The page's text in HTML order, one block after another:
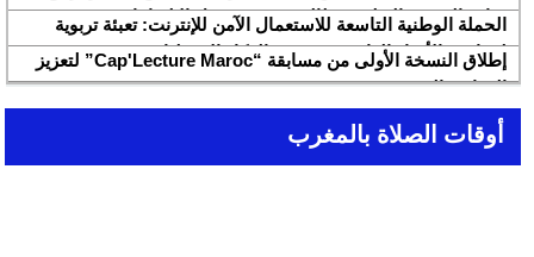
وزارة التربية والتعليم وتطالب بتسريع تنزيل الالتزامات
الحملة الوطنية التاسعة للاستعمال الآمن للإنترنت: تعبئة تربوية
لمواجهة الأخبار الزائفة في عصر الذكاء الاصطناعي
إطلاق النسخة الأولى من مسابقة “Cap'Lecture Maroc” لتعزيز
القراءة بالفرنسية سنة 2026
أوقات الصلاة بالمغرب